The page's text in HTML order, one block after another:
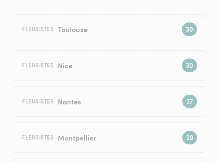
FLEURISTES Toulouse
FLEURISTES Nice
FLEURISTES Nantes
FLEURISTES Montpellier